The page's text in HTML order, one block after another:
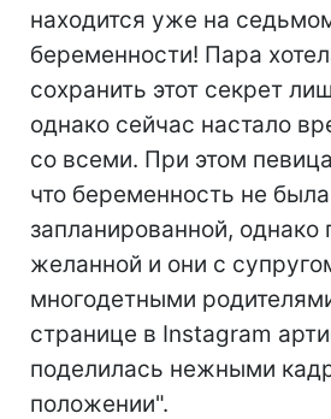
находится уже на
беременности! Пара
сохранить этот секрет
однако сейчас настало
со всеми. При этом
что беременность не была
запланированной, однако
желанной и они с
многодетными
странице в Instagram
поделилась нежными
положении".